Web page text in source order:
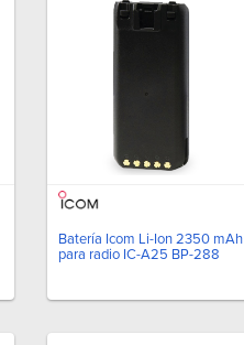
Batería Icom Li-Ion 2350 mAh
para radio IC-A25 BP-288